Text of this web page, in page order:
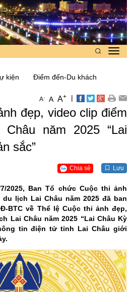
kiện Điểm đến-Du khách
A- A A+ |
đẹp, video clip điểm
năm 2025 “Lai
sắc”
Chia sẻ Lưu
7/2025, Ban Tổ chức Cuộc thi ảnh
lịch Lai Châu năm 2025 đã ban
BTC về Thể lệ Cuộc thi ảnh đẹp,
Lai Châu năm 2025 “Lai Châu Kỳ
tin điện tử tỉnh Lai Châu giới